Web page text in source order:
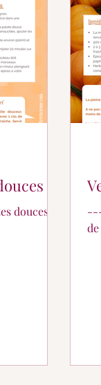
les petits...
douces.